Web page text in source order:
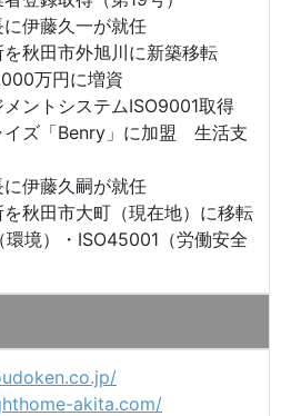
伊藤久一が就任
秋田市外旭川に新築移転
万円に増資
ントシステムISO9001取得
ズ「Benry」に加盟 生活支
伊藤久嗣が就任
秋田市大町（現在地）に移転
境）・ISO45001（労働安全
akita.com/